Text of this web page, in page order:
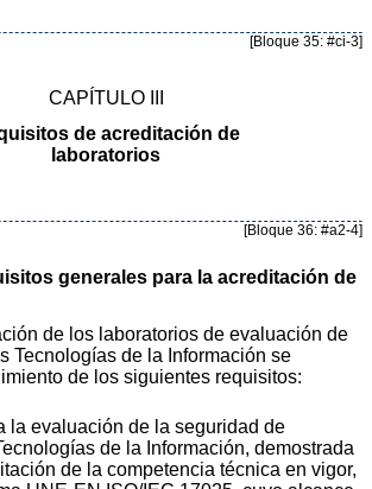
[Bloque 35: #ci-3]
CAPÍTULO III
de acreditación de
laboratorios
[Bloque 36: #a2-4]
generales para la acreditación de
de los laboratorios de evaluación de
Tecnologías de la Información se
de los siguientes requisitos:
la evaluación de la seguridad de
de la Información, demostrada
de la competencia técnica en vigor,